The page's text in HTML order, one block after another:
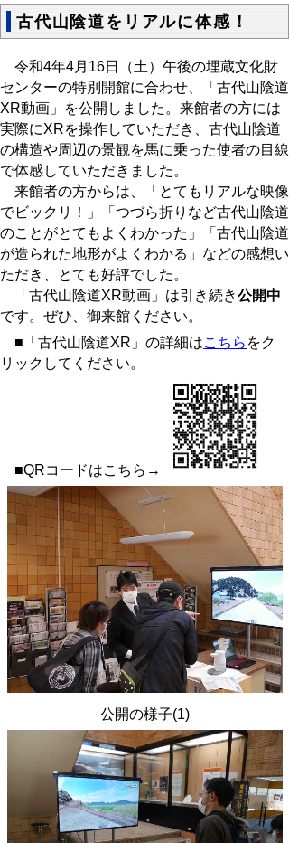
古代山陰道をリアルに体感！
令和4年4月16日（土）午後の埋蔵文化財
センターの特別開館に合わせ、「古代山陰道
XR動画」を公開しました。来館者の方には
実際にXRを操作していただき、古代山陰道
の構造や周辺の景観を馬に乗った使者の目線
で体感していただきました。
来館者の方からは、「とてもリアルな映像
でビックリ！」「つづら折りなど古代山陰道
のことがとてもよくわかった」「古代山陰道
が造られた地形がよくわかる」などの感想い
ただき、とても好評でした。
「古代山陰道XR動画」は引き続き公開中
です。ぜひ、御来館ください。
■「古代山陰道XR」の詳細はこちら をク
リックしてください。
■QRコードはこちら→
公開の様子(1)